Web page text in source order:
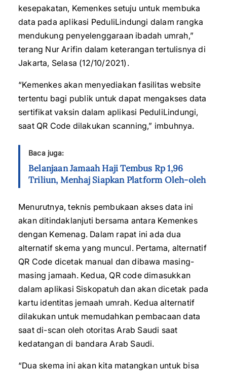
kesepakatan, Kemenkes setuju untuk membuka
data pada aplikasi PeduliLindungi dalam rangka
mendukung penyelenggaraan ibadah umrah,”
terang Nur Arifin dalam keterangan tertulisnya di
Jakarta, Selasa (12/10/2021).
“Kemenkes akan menyediakan fasilitas website
tertentu bagi publik untuk dapat mengakses data
sertifikat vaksin dalam aplikasi PeduliLindungi,
saat QR Code dilakukan scanning,” imbuhnya.
Baca juga:
Belanjaan Jamaah Haji Tembus Rp 1,96
Triliun, Menhaj Siapkan Platform Oleh-oleh
Menurutnya, teknis pembukaan akses data ini
akan ditindaklanjuti bersama antara Kemenkes
dengan Kemenag. Dalam rapat ini ada dua
alternatif skema yang muncul. Pertama, alternatif
QR Code dicetak manual dan dibawa masing-
masing jamaah. Kedua, QR code dimasukkan
dalam aplikasi Siskopatuh dan akan dicetak pada
kartu identitas jemaah umrah. Kedua alternatif
dilakukan untuk memudahkan pembacaan data
saat di-scan oleh otoritas Arab Saudi saat
kedatangan di bandara Arab Saudi.
“Dua skema ini akan kita matangkan untuk bisa